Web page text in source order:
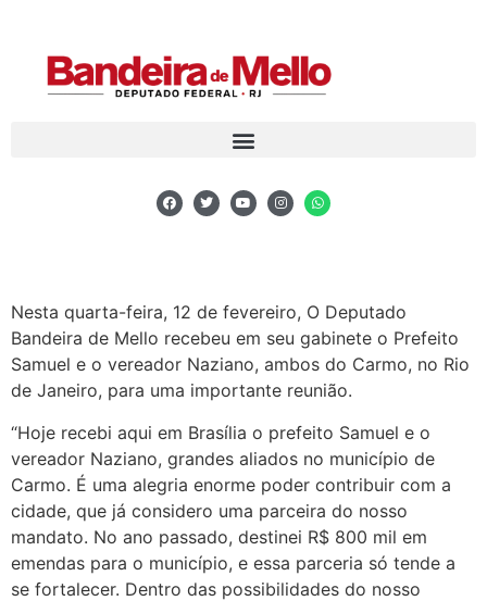
Nesta quarta-feira, 12 de fevereiro, O Deputado
Bandeira de Mello recebeu em seu gabinete o Prefeito
Samuel e o vereador Naziano, ambos do Carmo, no Rio
de Janeiro, para uma importante reunião.
“Hoje recebi aqui em Brasília o prefeito Samuel e o
vereador Naziano, grandes aliados no município de
Carmo. É uma alegria enorme poder contribuir com a
cidade, que já considero uma parceira do nosso
mandato. No ano passado, destinei R$ 800 mil em
emendas para o município, e essa parceria só tende a
se fortalecer. Dentro das possibilidades do nosso